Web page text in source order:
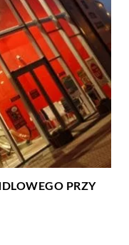
PRZY